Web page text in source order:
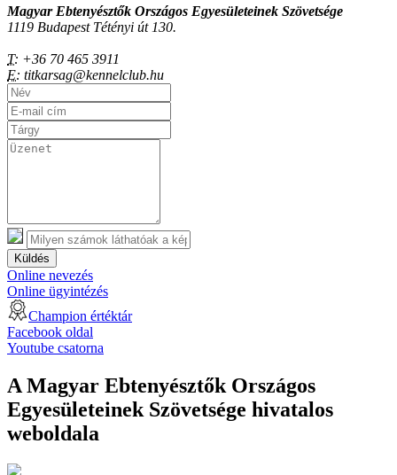
Magyar Ebtenyésztők Országos Egyesületeinek Szövetsége
1119 Budapest Tétényi út 130.
T: +36 70 465 3911
E: titkarsag@kennelclub.hu
Küldés
Online nevezés
Online ügyintézés
Champion értéktár
Facebook oldal
Youtube csatorna
A Magyar Ebtenyésztők Országos
Egyesületeinek Szövetsége hivatalos
weboldala